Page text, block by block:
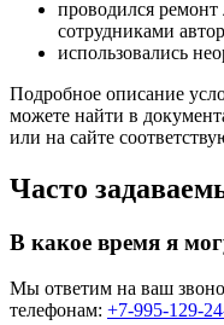
проводился
сотрудниками
использовались
Подробное описание
можете найти в
или на сайте
Часто
В какое время я
Мы ответим на ваш
телефонам: +7-995-129-